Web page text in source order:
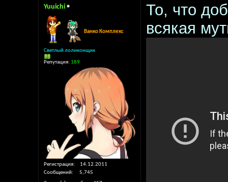
Yuuichi
Ванко Комплекс
Светлый лоликонщик
Репутация: 189
Регистрация
14.12.2011
Сообщений
5,745
То, что
всякая